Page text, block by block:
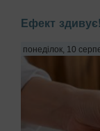
Ефект
понеділок, 10